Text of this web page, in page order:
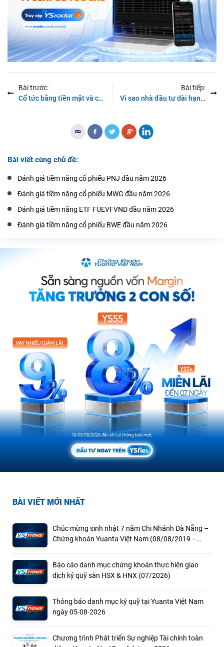
BÀI VIẾT MỚI NHẤT
Chúc mừng sinh nhật 7 năm Chi Nhánh Đà Nẵng –
Chứng khoán Yuanta Việt Nam (08/08/2019 –
Báo cáo danh mục chứng khoán thực hiện giao
dịch ký quỹ sàn HSX & HNX (07/2026)
Thông báo danh mục ký quỹ tại Yuanta Việt Nam
ngày 05-08-2026
Chương trình Phát triển Sự nghiệp Tài chính toàn
Bài trước:
Cổ tức bằng tiền mặt và cổ phiếu khác nhau thế nào?
Bài tiếp:
Vì sao nhà đầu tư dài hạn chuộng cổ phiếu cổ tức cao?
Bài viết cùng chủ đề:
Đánh giá tiềm năng cổ phiếu PNJ đầu năm 2026
Đánh giá tiềm năng cổ phiếu MWG đầu năm 2026
Đánh giá tiềm năng ETF FUEVFVND đầu năm 2026
Đánh giá tiềm năng cổ phiếu BWE đầu năm 2026